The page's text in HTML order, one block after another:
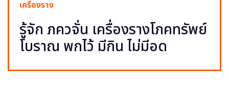
เครื่องราง
รู้จัก ภควจั่น เครื่องรางโภคทรัพย์
โบราณ พกไว้ มีกิน ไม่มีอด